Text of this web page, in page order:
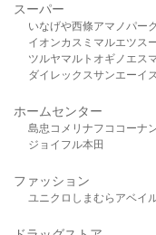
スーパー
いなげや西條アマノパー
イオンカスミ マルエツス
ツルヤマルト オギノ エス
ダイレックスサンエーイ
ホームセンター
島忠 コメリ ナフコ コーナ
ジョイフル本田
ファッション
ユニクロ しまむら アベイ